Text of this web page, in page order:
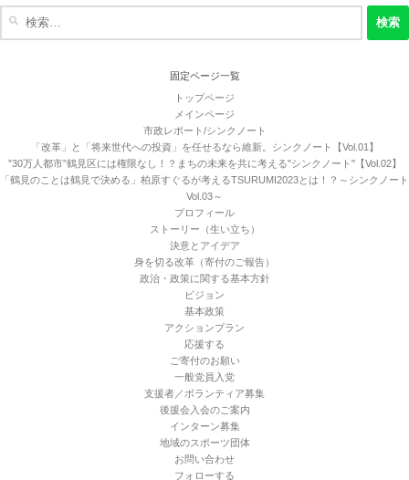
固定ページ一覧
トップページ
メインページ
市政レポート/シンクノート
「改革」と「将来世代への投資」を任せるなら維新。シンクノート【Vol.01】
”30万人都市”鶴見区には権限なし！？まちの未来を共に考える"シンクノート"【Vol.02】
「鶴見のことは鶴見で決める」柏原すぐるが考えるTSURUMI2023とは！？～シンクノート
Vol.03～
プロフィール
ストーリー（生い立ち）
決意とアイデア
身を切る改革（寄付のご報告）
政治・政策に関する基本方針
ビジョン
基本政策
アクションプラン
応援する
ご寄付のお願い
一般党員入党
支援者／ボランティア募集
後援会入会のご案内
インターン募集
地域のスポーツ団体
お問い合わせ
フォローする